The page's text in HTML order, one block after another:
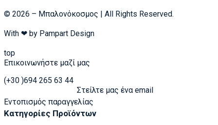
© 2026 – Μπαλονόκοσμος | All Rights Reserved.
With ❤ by Pampart Design
top
Επικοινωνήστε μαζί μας
(+30 )694 265 63 44
Στείλτε μας ένα email
Εντοπισμός παραγγελίας
Κατηγορίες Προϊόντων